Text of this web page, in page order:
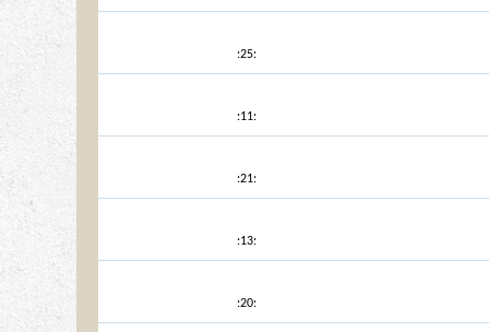
:25:
:11:
:21:
:13:
:20: